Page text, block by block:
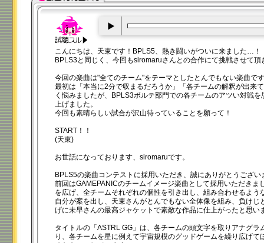
こんにちは、天束です！BPLS5、熱き闘いがついに来ました…！
BPLS3と同じく、今回もsiromaruさんとの合作にて挑戦させて頂
今回の楽曲は"全てのチーム"をテーマとしたとんでもない楽曲で
最初は「本当に2分で収まるだろうか」「各チームの解釈が出来
く悩みましたが、BPLS3ボルテ部門での各チームのアツい対戦
上げました。
今回も素晴らしい試合が沢山待っていることを願って！
START！！
(天束)
お世話になっております、siromaruです。
BPLS5の楽曲コンテストに採用いただき、誠にありがとうござい
前回はGAMEPANICのチームイメージ楽曲として採用いただきま
を広げ、全チームそれぞれの個性を引き出し、組み合わせるよう
自分が案を出し、天束さんがとんでもない全体像を組み、負けじ
げに未早さんの最高ジャケットで素敵な作品に仕上がったと思い
タイトルの「ASTRL GG」は、各チームの頭文字を取りアナグラ
り、各チームを星に例えて宇宙規模のグッドゲームを繰り広げて